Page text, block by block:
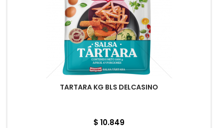
TARTARA KG BLS DELCASINO
Precio
$ 10.849